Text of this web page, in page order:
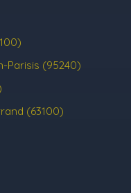
Parisis (95240)
(63100)